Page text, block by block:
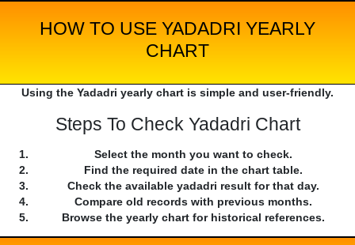
HOW TO USE YADADRI YEARLY
CHART
Using the Yadadri yearly chart is simple and user-friendly.
Steps To Check Yadadri Chart
Select the month you want to check.
Find the required date in the chart table.
Check the available yadadri result for that day.
Compare old records with previous months.
Browse the yearly chart for historical references.